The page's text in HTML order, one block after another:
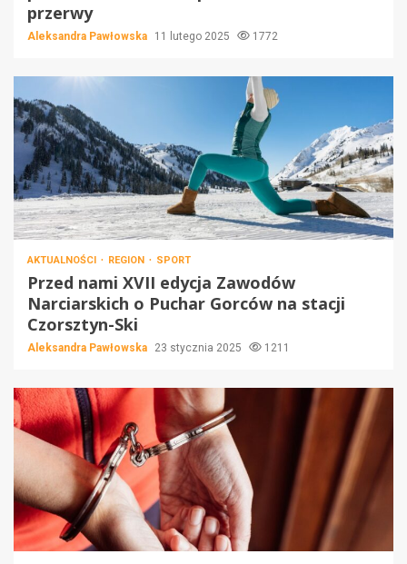
przerwy
Aleksandra Pawłowska 11 lutego 2025 1772
AKTUALNOŚCI REGION SPORT
Przed nami XVII edycja Zawodów
Narciarskich o Puchar Gorców na stacji
Czorsztyn-Ski
Aleksandra Pawłowska 23 stycznia 2025 1211